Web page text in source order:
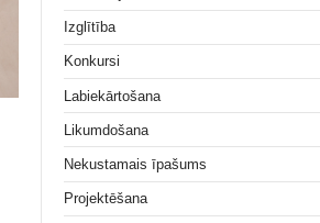
Izglītība
Konkursi
Labiekārtošana
Likumdošana
Nekustamais īpašums
Projektēšana